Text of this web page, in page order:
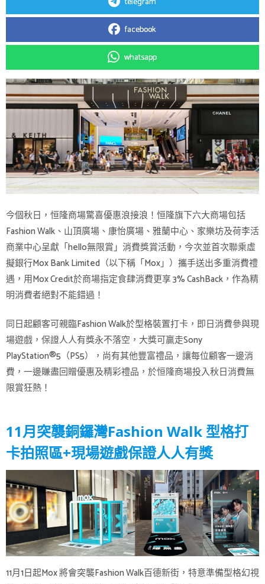
facebook
whatsapp
今個秋日，恒隆商場驚喜優惠浪接浪！恒隆旗下六大商場包括
Fashion Walk、山頂廣場、康怡廣場、雅蘭中心、家樂坊及荷李活
商業中心呈獻「hello無限賞」消費獎賞活動，今次並首次聯乘虛
擬銀行Mox Bank Limited（以下稱「Mox」）攜手送出多重消費禮
遇，用Mox Credit於商場指定食肆消費更享 3% CashBack，作為精
明消費者絕對不能錯過！
同日起顧客可親臨Fashion Walk於型格裝置打卡，即日消費參與現
場遊戲，保證人人有獎永不落空，大獎可贏走Sony
PlayStation®5（PS5），尚有其他豐富禮品，讓每位顧客一邊消
費，一邊賺盡回贈優惠及精彩禮品，於恒隆商場投入秋日消費無
限賞狂熱！
11月突襲銅鑼灣Fashion Walk 型格打
卡拍照區+現場遊戲保證人人有獎
11月1日起Mox 將會突襲Fashion Walk百德新街，特意準備型格幻視